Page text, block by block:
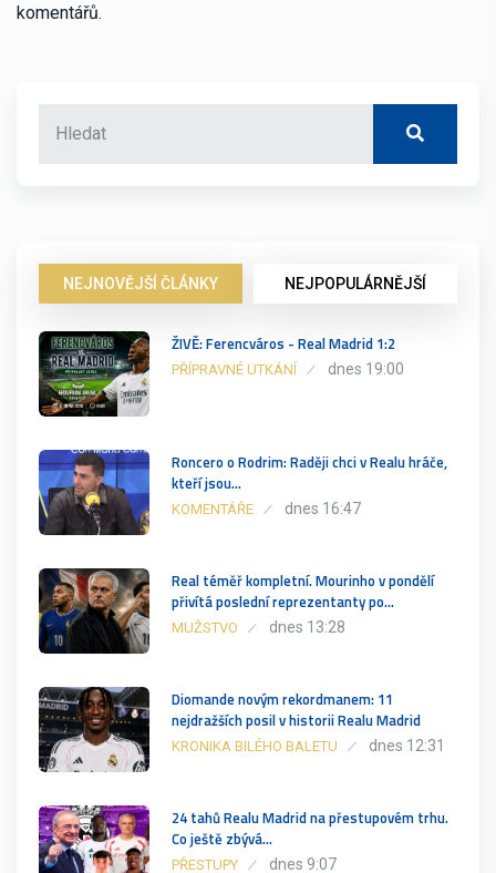
komentářů.
NEJNOVĚJŠÍ ČLÁNKY NEJPOPULÁRNĚJŠÍ
ŽIVĚ: Ferencváros - Real Madrid 1:2
PŘÍPRAVNÉ UTKÁNÍ dnes 19:00
Roncero o Rodrim: Raději chci v Realu hráče,
kteří jsou…
KOMENTÁŘE dnes 16:47
Real téměř kompletní. Mourinho v pondělí
přivítá poslední reprezentanty po…
MUŽSTVO dnes 13:28
Diomande novým rekordmanem: 11
nejdražších posil v historii Realu Madrid
KRONIKA BILÉHO BALETU dnes 12:31
24 tahů Realu Madrid na přestupovém trhu.
Co ještě zbývá…
PŘESTUPY dnes 9:07